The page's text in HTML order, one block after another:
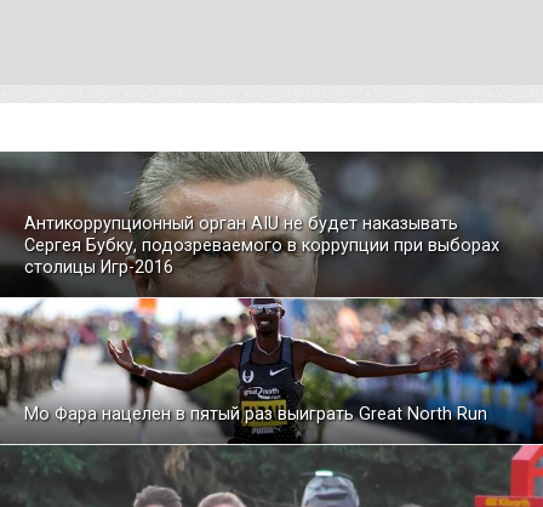
Антикоррупционный орган AIU не будет наказывать
Сергея Бубку, подозреваемого в коррупции при выборах
столицы Игр-2016
Мо Фара нацелен в пятый раз выиграть Great North Run